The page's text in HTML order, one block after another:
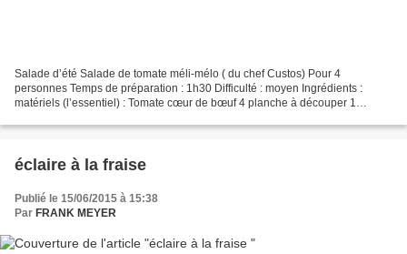
Salade d’été Salade de tomate méli-mélo ( du chef Custos) Pour 4
personnes Temps de préparation : 1h30 Difficulté : moyen Ingrédients :
matériels (l’essentiel) : Tomate cœur de bœuf 4 planche à découper 1
éclaire à la fraise
Publié le 15/06/2015 à 15:38
Par FRANK MEYER